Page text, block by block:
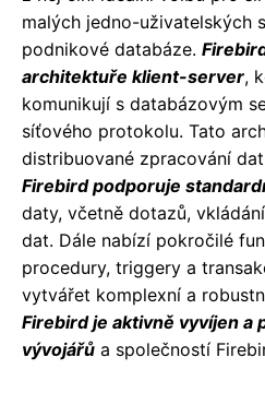
malých jedno-uživatelských
podnikové databáze.
architektuře klient-server,
komunikují s databázovým
síťového protokolu. Tato
distribuované zpracování
Firebird podporuje
daty, včetně dotazů,
dat. Dále nabízí pokročilé
procedury, triggery a
vytvářet komplexní a
Firebird je aktivně vyvíjen a
vývojářů a společností